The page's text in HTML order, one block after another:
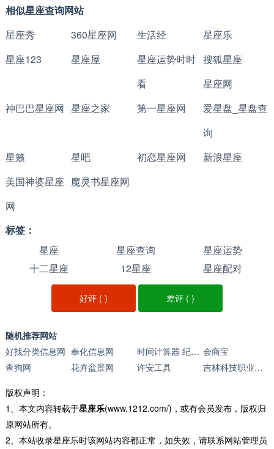
相似星座查询网站
星座秀
360星座网 生活经
星座乐
星座123
星座屋
星座运势时时
看
搜狐星座
星座网
神巴巴星座网 星座之家 第一星座网
爱星盘_星盘查
询
星籁
星吧 初恋星座网
新浪星座
美国神婆星座
网
魔灵书星座网
标签：
星座
星座查询
星座运势
十二星座
12星座 星座配对
好评 () 差评 ( )
随机推荐网站
好找分类信息网 奉化信息网 时间计算器 纪念日计算器 会商宝
查狗网
花卉盆景网 许安工具 吉林科技职业技术学院
版权声明：
1、本文内容转载于星座乐(www.1212.com/)，或有会员发布，版权归
原网站所有。
2、本站收录星座乐时该网站内容都正常，如失效，请联系网站管理员